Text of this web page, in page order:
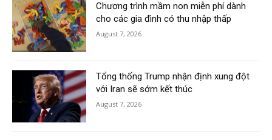
Chương trình mầm non miễn phí dành
cho các gia đình có thu nhập thấp
August 7, 2026
Tổng thống Trump nhận định xung đột
với Iran sẽ sớm kết thúc
August 7, 2026